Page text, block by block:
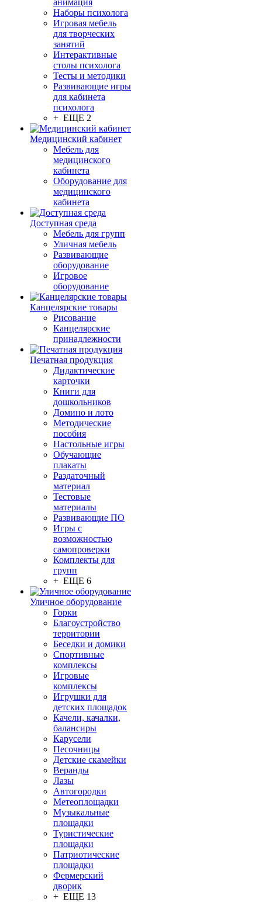
анимация
Наборы психолога
Игровая мебель
для творческих
занятий
Интерактивные
столы психолога
Тесты и методики
Развивающие игры
для кабинета
психолога
+ ЕЩЕ 2
Медицинский кабинет
Мебель для
медицинского
кабинета
Оборудование для
медицинского
кабинета
Доступная среда
Мебель для групп
Уличная мебель
Развивающие
оборудование
Игровое
оборудование
Канцелярские товары
Рисование
Канцелярские
принадлежности
Печатная продукция
Дидактические
карточки
Книги для
дошкольников
Домино и лото
Методические
пособия
Настольные игры
Обучающие
плакаты
Раздаточный
материал
Тестовые
материалы
Развивающие ПО
Игры с
возможностью
самопроверки
Комплекты для
групп
+ ЕЩЕ 6
Уличное оборудование
Горки
Благоустройство
территории
Беседки и домики
Спортивные
комплексы
Игровые
комплексы
Игрушки для
детских площадок
Качели, качалки,
балансиры
Карусели
Песочницы
Детские скамейки
Веранды
Лазы
Автогородки
Метеоплощадки
Музыкальные
площадки
Туристические
площадки
Патриотические
площадки
Фермерский
дворик
+ ЕЩЕ 13